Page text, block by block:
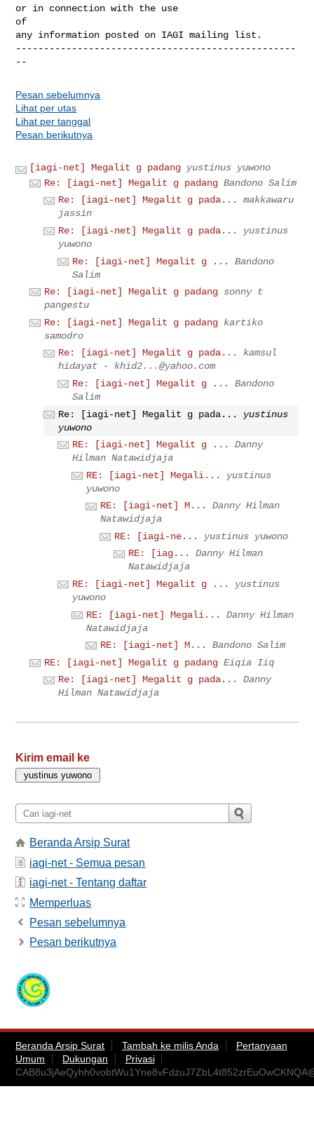
or in connection with the use
of
any information posted on IAGI mailing list.
--------------------------------------------------
--
Pesan sebelumnya
Lihat per utas
Lihat per tanggal
Pesan berikutnya
[iagi-net] Megalit g padang yustinus yuwono
Re: [iagi-net] Megalit g padang Bandono Salim
Re: [iagi-net] Megalit g pada...
makkawaru
jassin
Re: [iagi-net] Megalit g pada...
yustinus
yuwono
Re: [iagi-net] Megalit g ...
Bandono
Salim
Re: [iagi-net] Megalit g padang sonny t
pangestu
Re: [iagi-net] Megalit g padang kartiko
samodro
Re: [iagi-net] Megalit g pada...
kamsul
hidayat - khid2...@yahoo.com
Re: [iagi-net] Megalit g ...
Bandono
Salim
Re: [iagi-net] Megalit g pada...
yustinus
yuwono
RE: [iagi-net] Megalit g ...
Danny
Hilman Natawidjaja
RE: [iagi-net] Megali...
yustinus
yuwono
RE: [iagi-net] M...
Danny Hilman
Natawidjaja
RE: [iagi-ne...
yustinus yuwono
RE: [iag...
Danny Hilman
Natawidjaja
RE: [iagi-net] Megalit g ...
yustinus
yuwono
RE: [iagi-net] Megali...
Danny Hilman
Natawidjaja
RE: [iagi-net] M...
Bandono Salim
RE: [iagi-net] Megalit g padang Eiqia Iiq
Re: [iagi-net] Megalit g pada...
Danny
Hilman Natawidjaja
Kirim email ke
Beranda Arsip Surat
iagi-net - Semua pesan
iagi-net - Tentang daftar
Memperluas
Pesan sebelumnya
Pesan berikutnya
Beranda Arsip Surat Tambah ke milis Anda
Pertanyaan
Umum
Dukungan
Privasi